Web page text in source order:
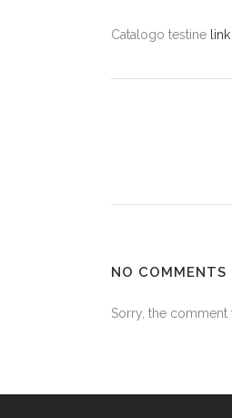
Catalogo testine link
NO COMMENTS
Sorry, the